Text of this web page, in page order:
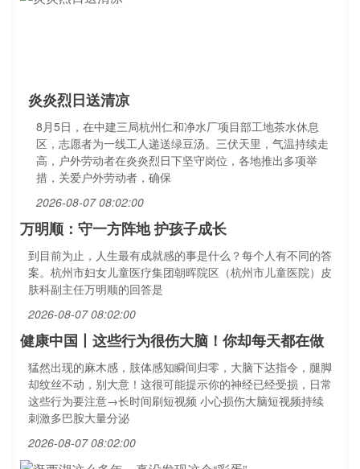
炎炎烈日送清凉
8月5日，在中建三局杭州仁和净水厂项目部工地茶水休息
区，志愿者为一线工人递送绿豆汤。三伏天里，气温持续走
高，户外劳动者在炎炎烈日下坚守岗位，各地推出多项举
措，关爱户外劳动者，确保
2026-08-07 08:02:00
万明顺：守一方阵地 护孩子成长
到目前为止，人生最有成就感的事是什么？每个人有不同的答
案。杭州市妇女儿童医疗集团朝晖院区（杭州市儿童医院）皮
肤科副主任万明顺的回答是
2026-08-07 08:02:00
健康中国丨这些行为很伤大脑！你却每天都在做
猛然出现的麻木感，肢体感知瞬间归零，大脑下达指令，腿脚
却纹丝不动，别大意！这很可能提示你的神经已经受损，日常
这些行为要注意→长时间刷短视频 小心损伤大脑短视频持续
刺激多巴胺大量分泌
2026-08-07 08:02:00